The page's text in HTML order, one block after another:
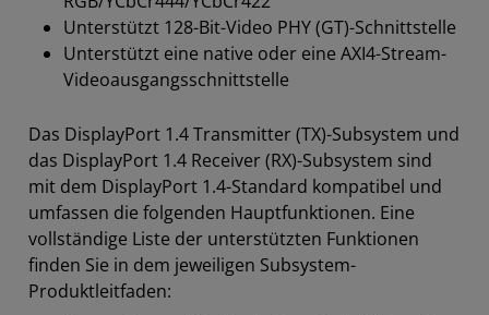
Unterstützt 128-Bit-Video PHY (GT)-Schnittstelle
Unterstützt eine native oder eine AXI4-Stream-
Videoausgangsschnittstelle
Das DisplayPort 1.4 Transmitter (TX)-Subsystem und
das DisplayPort 1.4 Receiver (RX)-Subsystem sind
mit dem DisplayPort 1.4-Standard kompatibel und
umfassen die folgenden Hauptfunktionen. Eine
vollständige Liste der unterstützten Funktionen
finden Sie in dem jeweiligen Subsystem-
Produktleitfaden: